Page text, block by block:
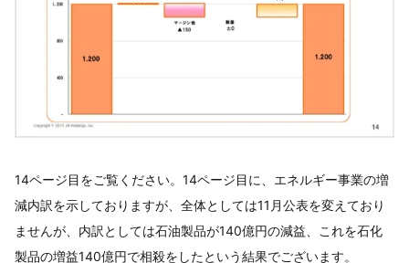
14ページ目をご覧ください。14ページ目に、エネルギー事業の増
減内訳を示しておりますが、全体としては11月公表を変えており
ませんが、内訳としては石油製品が140億円の減益、これを石化
製品の増益140億円で相殺をしたという結果でございます。